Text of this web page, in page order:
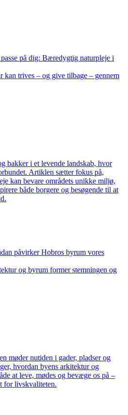
på dig: Bæredygtig naturpleje i
kan trives – og give tilbage – gennem
bakker i et levende landskab, hvor
Artiklen sætter fokus på,
kan bevare områdets unikke miljø,
både borgere og besøgende til at
påvirker Hobros byrum vores
og byrum former stemningen og
møder nutiden i gader, pladser og
hvordan byens arkitektur og
at leve, mødes og bevæge os på –
for livskvaliteten.